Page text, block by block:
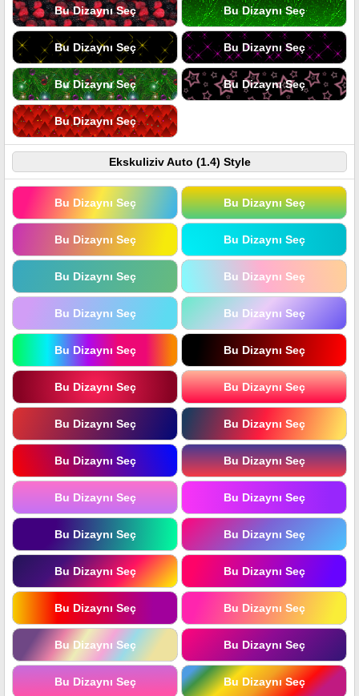
Bu Dizaynı Seç Bu Dizaynı Seç
Bu Dizaynı Seç Bu Dizaynı Seç
Bu Dizaynı Seç Bu Dizaynı Seç
Bu Dizaynı Seç
Ekskuliziv Auto (1.4) Style
Bu Dizaynı Seç Bu Dizaynı Seç
Bu Dizaynı Seç Bu Dizaynı Seç
Bu Dizaynı Seç Bu Dizaynı Seç
Bu Dizaynı Seç Bu Dizaynı Seç
Bu Dizaynı Seç Bu Dizaynı Seç
Bu Dizaynı Seç Bu Dizaynı Seç
Bu Dizaynı Seç Bu Dizaynı Seç
Bu Dizaynı Seç Bu Dizaynı Seç
Bu Dizaynı Seç Bu Dizaynı Seç
Bu Dizaynı Seç Bu Dizaynı Seç
Bu Dizaynı Seç Bu Dizaynı Seç
Bu Dizaynı Seç Bu Dizaynı Seç
Bu Dizaynı Seç Bu Dizaynı Seç
Bu Dizaynı Seç Bu Dizaynı Seç